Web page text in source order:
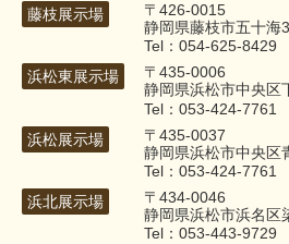
藤枝展示場
〒426-0015
静岡県藤枝市五十海
Tel：054-625-8429
浜松東展示場
〒435-0006
静岡県浜松市中央区
Tel：053-424-7761
浜松展示場
〒435-0037
静岡県浜松市中央区
Tel：053-424-7761
浜北展示場
〒434-0046
静岡県浜松市浜名区
Tel：053-443-9729